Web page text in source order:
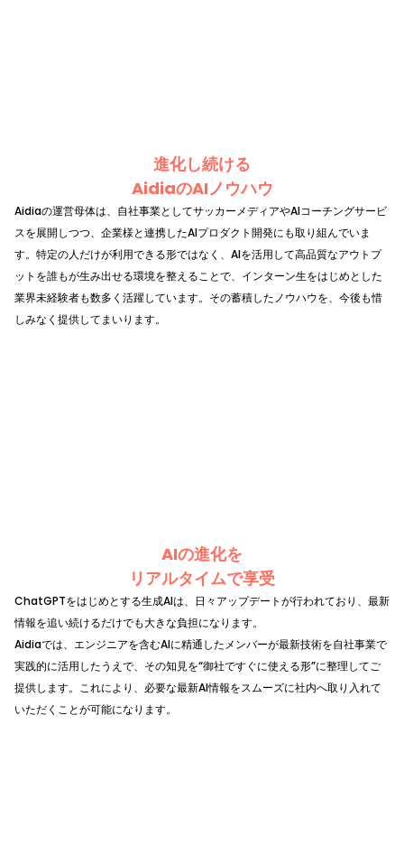
進化し続ける
AidiaのAIノウハウ
Aidiaの運営母体は、自社事業としてサッカーメディアやAIコーチングサービ
スを展開しつつ、企業様と連携したAIプロダクト開発にも取り組んでいま
す。特定の人だけが利用できる形ではなく、AIを活用して高品質なアウトプ
ットを誰もが生み出せる環境を整えることで、インターン生をはじめとした
業界未経験者も数多く活躍しています。その蓄積したノウハウを、今後も惜
しみなく提供してまいります。
AIの進化を
リアルタイムで享受
ChatGPTをはじめとする生成AIは、日々アップデートが行われており、最新
情報を追い続けるだけでも大きな負担になります。
Aidiaでは、エンジニアを含むAIに精通したメンバーが最新技術を自社事業で
実践的に活用したうえで、その知見を“御社ですぐに使える形”に整理してご
提供します。これにより、必要な最新AI情報をスムーズに社内へ取り入れて
いただくことが可能になります。